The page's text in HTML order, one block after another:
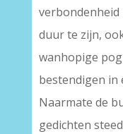
duur te zijn,
wanhopige
bestendigen in
Naarmate de
gedichten